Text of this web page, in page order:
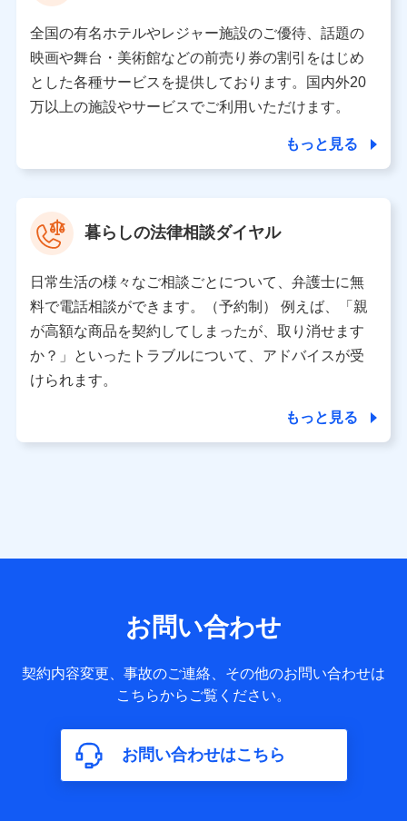
す。
個人データの共同利用
当社は株式会社NTTドコモとの間で、以下のとおり個
人データを共同利用します。
氏名、電話番号、メールアドレス、お客さまの識別子、属
性、連絡先、dポイントサービスのご利用に関する情報。例
として、dポイントカード番号、性別、年齢、家族構成、住
所、dポイント残高、dポイント利用履歴などが含まれます。
利用情報
当社又は株式会社NTTドコモが提供する各種サービスなどの
ご契約・ご利用などに関する情報。例として、当社又は株式
会社NTTドコモが提供する各種サービスのご契約状態・ご利
用履歴インターネット利用時の行動に関する情報、アプリケ
ーション利用時の行動に関する情報、購入されたサービスや
当社又は株式会社NTTドコモが提供する保険関連サービスに
送信履歴などの情報）が含まれます。
約に関する情報。例として、保険契約者及び被保険者の氏
名、住所、生年月日、性別、保険契約者と被保険者の関係、
保険加入の目的、保険商品の内容、保険料、保険料のお支払
年数などの情報、ペットの種類や年齢などの情報などが含ま
れます。
【共同して利用する者の範囲】
全国の有名ホテルやレジャー施設のご優待、話題の
映画や舞台・美術館などの前売り券の割引をはじめ
とした各種サービスを提供しております。国内外20
万以上の施設やサービスでご利用いただけます。
もっと見る
暮らしの法律相談ダイヤル
日常生活の様々なご相談ごとについて、弁護士に無
料で電話相談ができます。（予約制） 例えば、「親
が高額な商品を契約してしまったが、取り消せます
か？」といったトラブルについて、アドバイスが受
けられます。
もっと見る
お問い合わせ
契約内容変更、事故のご連絡、その他のお問い合わせは
こちらからご覧ください。
お問い合わせはこちら